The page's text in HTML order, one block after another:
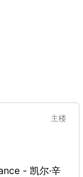
主楼
- 凯尔·辛